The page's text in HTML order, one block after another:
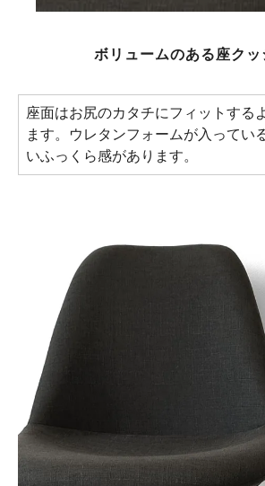
ボリュームのある座クッ
座面はお尻のカタチにフィットする
ます。ウレタンフォームが入ってい
いふっくら感があります。